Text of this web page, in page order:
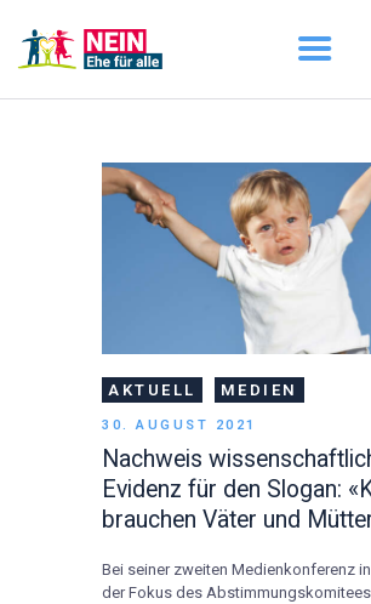
START
AKTUELL
DARUM GEHT ES
ÜBER UNS
DOWNLOADS
AKTUELL MEDIEN
30. AUGUST 2021
Nachweis
Evidenz für den Slogan:
brauchen Väter und
Bei seiner zweiten Medienkonferenz
der Fokus des Abstimmungskomitees